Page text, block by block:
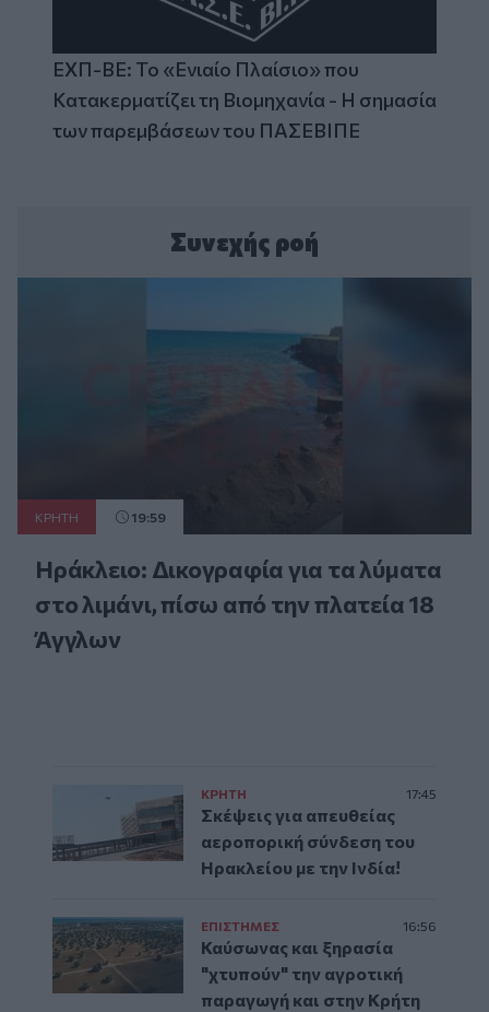
ΕΧΠ-ΒΕ: Το «Ενιαίο Πλαίσιο» που
Κατακερματίζει τη Βιομηχανία - Η σημασία
των παρεμβάσεων του ΠΑΣΕΒΙΠΕ
Συνεχής ροή
ΚΡΗΤΗ 19:59
Ηράκλειο: Δικογραφία για τα λύματα
στο λιμάνι, πίσω από την πλατεία 18
Άγγλων
ΚΡΗΤΗ 17:45
Σκέψεις για απευθείας
αεροπορική σύνδεση του
Ηρακλείου με την Ινδία!
ΕΠΙΣΤΗΜΕΣ 16:56
Καύσωνας και ξηρασία
"χτυπούν" την αγροτική
παραγωγή και στην Κρήτη